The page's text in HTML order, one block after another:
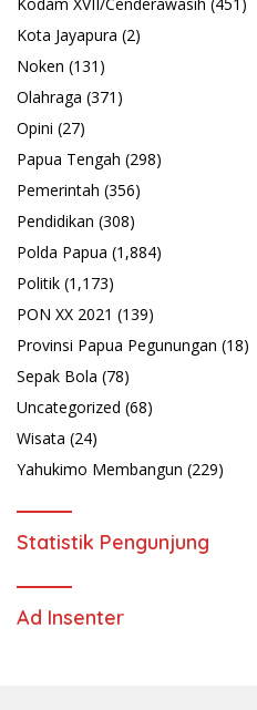
Kota Jayapura (2)
Noken (131)
Olahraga (371)
Opini (27)
Papua Tengah (298)
Pemerintah (356)
Pendidikan (308)
Polda Papua (1,884)
Politik (1,173)
PON XX 2021 (139)
Provinsi Papua Pegunungan (18)
Sepak Bola (78)
Uncategorized (68)
Wisata (24)
Yahukimo Membangun (229)
Statistik Pengunjung
Ad Insenter